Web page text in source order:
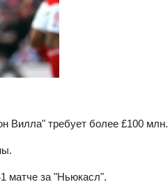
Вилла" требует более £100 млн.
матче за "Ньюкасл".